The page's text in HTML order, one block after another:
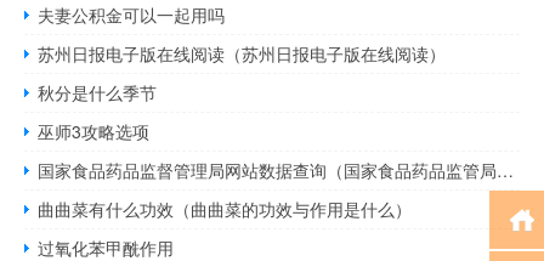
夫妻公积金可以一起用吗
苏州日报电子版在线阅读（苏州日报电子版在线阅读）
秋分是什么季节
巫师3攻略选项
国家食品药品监督管理局网站数据查询（国家食品药品监管局官网数据查询官网）
曲曲菜有什么功效（曲曲菜的功效与作用是什么）
过氧化苯甲酰作用